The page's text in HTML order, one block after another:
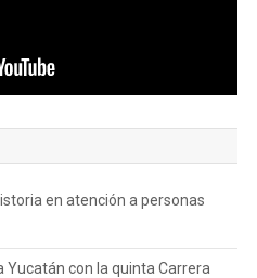
en atención a personas
Yucatán con la quinta Carrera